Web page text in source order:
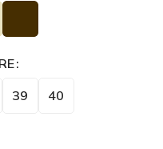
39 40